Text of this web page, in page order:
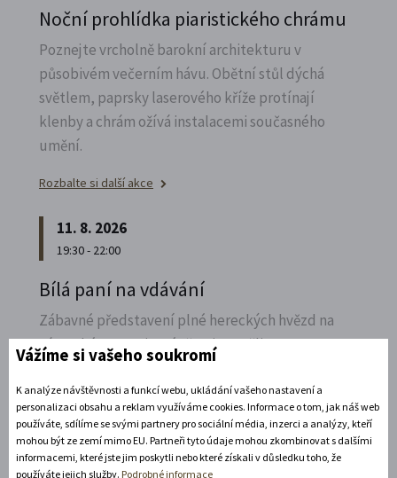
Noční prohlídka piaristického chrámu
Poznejte vrcholně barokní architekturu v
působivém večerním hávu. Obětní stůl dýchá
světlem, paprsky laserového kříže protínají
klenby a chrám ožívá instalacemi současného
umění.
Rozbalte si další akce
11. 8. 2026
19:30 - 22:00
Bílá paní na vdávání
Zábavné představení plné hereckých hvězd na
zámecké open-air scéně v Litomyšli.
Rozbalte si další akce
14. 8. 2026
Vážíme si vašeho soukromí
K analýze návštěvnosti a funkcí webu, ukládání vašeho nastavení a
personalizaci obsahu a reklam využíváme cookies. Informace o tom, jak náš web
používáte, sdílíme se svými partnery pro sociální média, inzerci a analýzy, kteří
mohou být ze zemí mimo EU. Partneři tyto údaje mohou zkombinovat s dalšími
informacemi, které jste jim poskytli nebo které získali v důsledku toho, že
používáte jejich služby. Podrobné informace